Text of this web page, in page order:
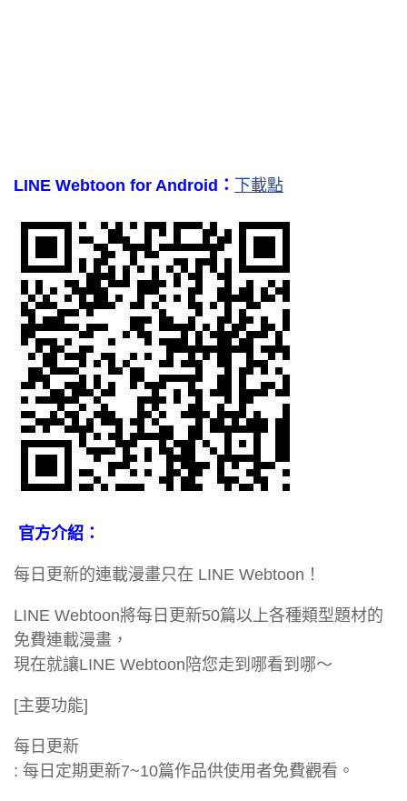
LINE Webtoon for Android： 下載點
官方介紹：
每日更新的連載漫畫只在 LINE Webtoon！
LINE Webtoon將每日更新50篇以上各種類型題材的
免費連載漫畫，
現在就讓LINE Webtoon陪您走到哪看到哪～
[主要功能]
每日更新
: 每日定期更新7~10篇作品供使用者免費觀看。